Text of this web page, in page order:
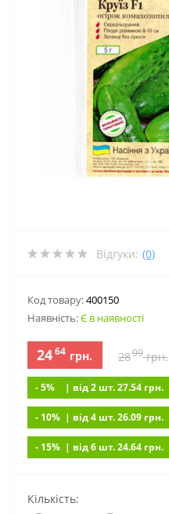
Відгуки: (0)
Код товару:400150
Наявність:Є в наявності
2464 грн. 2899грн.
- 5% | вiд 2 шт. 27.54 грн.
- 10% | вiд 4 шт. 26.09 грн.
- 15% | вiд 6 шт. 24.64 грн.
Кількість: